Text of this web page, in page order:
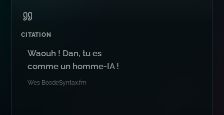
CITATION
Waouh ! Dan, tu es
comme un homme-IA !
Wes BosdeSyntax.fm